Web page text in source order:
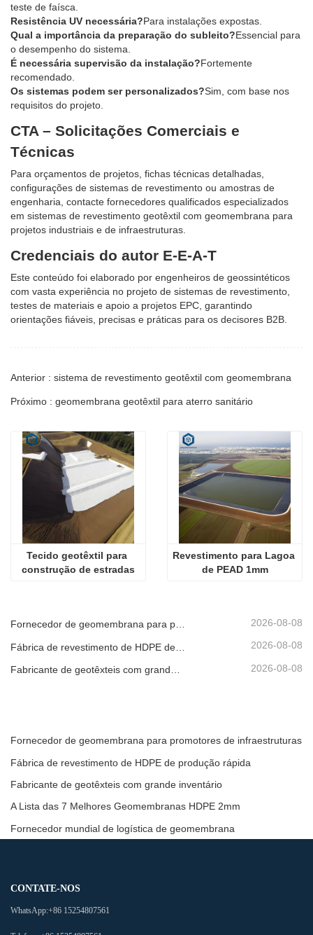
teste de faísca.
Resistência UV necessária?Para instalações expostas.
Qual a importância da preparação do subleito?Essencial para
o desempenho do sistema.
É necessária supervisão da instalação?Fortemente
recomendado.
Os sistemas podem ser personalizados?Sim, com base nos
requisitos do projeto.
CTA – Solicitações Comerciais e
Técnicas
Para orçamentos de projetos, fichas técnicas detalhadas,
configurações de sistemas de revestimento ou amostras de
engenharia, contacte fornecedores qualificados especializados
em sistemas de revestimento geotêxtil com geomembrana para
projetos industriais e de infraestruturas.
Credenciais do autor E-E-A-T
Este conteúdo foi elaborado por engenheiros de geossintéticos
com vasta experiência no projeto de sistemas de revestimento,
testes de materiais e apoio a projetos EPC, garantindo
orientações fiáveis, precisas e práticas para os decisores B2B.
Anterior : sistema de revestimento geotêxtil com geomembrana
Próximo : geomembrana geotêxtil para aterro sanitário
Tecido geotêxtil para
construção de estradas
Revestimento para Lagoa
de PEAD 1mm
Fornecedor de geomembrana para promotores de infraestruturas 2026-08-08
2026-08-08
2026-08-08
Fornecedor de geomembrana para promotores de infraestruturas
Fábrica de revestimento de HDPE de produção rápida
Fabricante de geotêxteis com grande inventário
A Lista das 7 Melhores Geomembranas HDPE 2mm
Fornecedor mundial de logística de geomembrana
CONTATE-NOS
WhatsApp:+86 15254807561